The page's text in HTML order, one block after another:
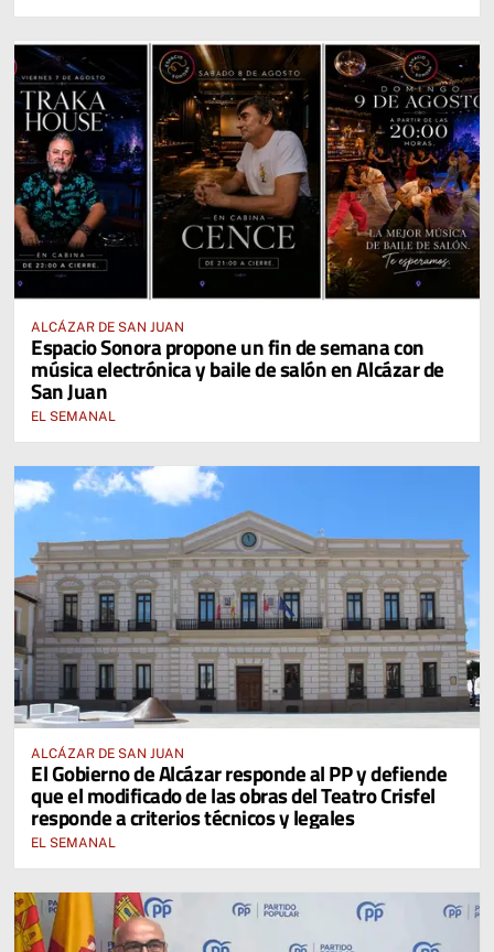
ALCÁZAR DE SAN JUAN
Espacio Sonora propone un fin de semana con
música electrónica y baile de salón en Alcázar de
San Juan
EL SEMANAL
ALCÁZAR DE SAN JUAN
El Gobierno de Alcázar responde al PP y defiende
que el modificado de las obras del Teatro Crisfel
responde a criterios técnicos y legales
EL SEMANAL